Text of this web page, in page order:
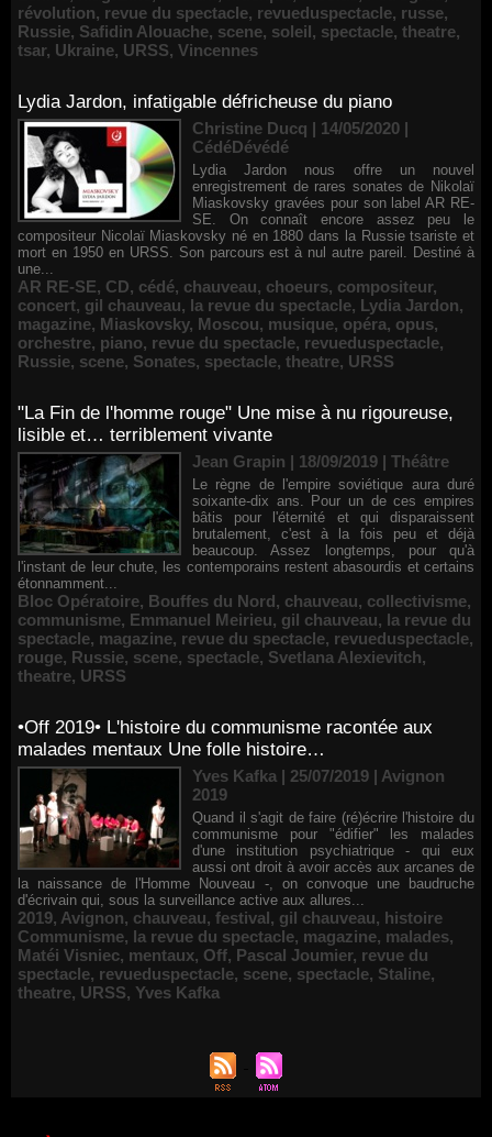
révolution, revue du spectacle, revueduspectacle, russe,
Russie, Safidin Alouache, scene, soleil, spectacle, theatre,
tsar, Ukraine, URSS, Vincennes
Lydia Jardon, infatigable défricheuse du piano
Christine Ducq | 14/05/2020 |
CédéDévédé
Lydia Jardon nous offre un nouvel
enregistrement de rares sonates de Nikolaï
Miaskovsky gravées pour son label AR RE-
SE. On connaît encore assez peu le
compositeur Nicolaï Miaskovsky né en 1880 dans la Russie tsariste et
mort en 1950 en URSS. Son parcours est à nul autre pareil. Destiné à
une...
AR RE-SE, CD, cédé, chauveau, choeurs, compositeur,
concert, gil chauveau, la revue du spectacle, Lydia Jardon,
magazine, Miaskovsky, Moscou, musique, opéra, opus,
orchestre, piano, revue du spectacle, revueduspectacle,
Russie, scene, Sonates, spectacle, theatre, URSS
"La Fin de l'homme rouge" Une mise à nu rigoureuse,
lisible et… terriblement vivante
Jean Grapin | 18/09/2019 | Théâtre
Le règne de l'empire soviétique aura duré
soixante-dix ans. Pour un de ces empires
bâtis pour l'éternité et qui disparaissent
brutalement, c'est à la fois peu et déjà
beaucoup. Assez longtemps, pour qu'à
l'instant de leur chute, les contemporains restent abasourdis et certains
étonnamment...
Bloc Opératoire, Bouffes du Nord, chauveau, collectivisme,
communisme, Emmanuel Meirieu, gil chauveau, la revue du
spectacle, magazine, revue du spectacle, revueduspectacle,
rouge, Russie, scene, spectacle, Svetlana Alexievitch,
theatre, URSS
•Off 2019• L'histoire du communisme racontée aux
malades mentaux Une folle histoire…
Yves Kafka | 25/07/2019 | Avignon
2019
Quand il s'agit de faire (ré)écrire l'histoire du
communisme pour "édifier" les malades
d'une institution psychiatrique - qui eux
aussi ont droit à avoir accès aux arcanes de
la naissance de l'Homme Nouveau -, on convoque une baudruche
d'écrivain qui, sous la surveillance active aux allures...
2019, Avignon, chauveau, festival, gil chauveau, histoire
Communisme, la revue du spectacle, magazine, malades,
Matéi Visniec, mentaux, Off, Pascal Joumier, revue du
spectacle, revueduspectacle, scene, spectacle, Staline,
theatre, URSS, Yves Kafka